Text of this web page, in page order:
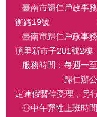
臺南市歸仁戶政事
衡路19號 電話
臺南市歸仁戶政事
頂里新市子201號2
服務時間：每週一
歸仁辦公處 週
定連假暫停受理，另
◎中午彈性上班時間